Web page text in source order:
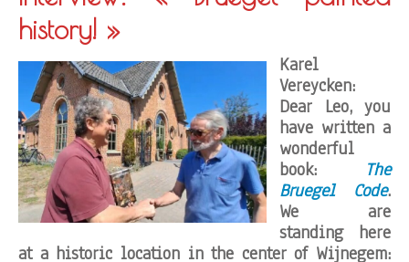
history! »
Karel
Vereycken:
Dear Leo, you
have written a
wonderful
book:
The
Bruegel Code.
We are
standing here
at a historic location in the center of Wijnegem: